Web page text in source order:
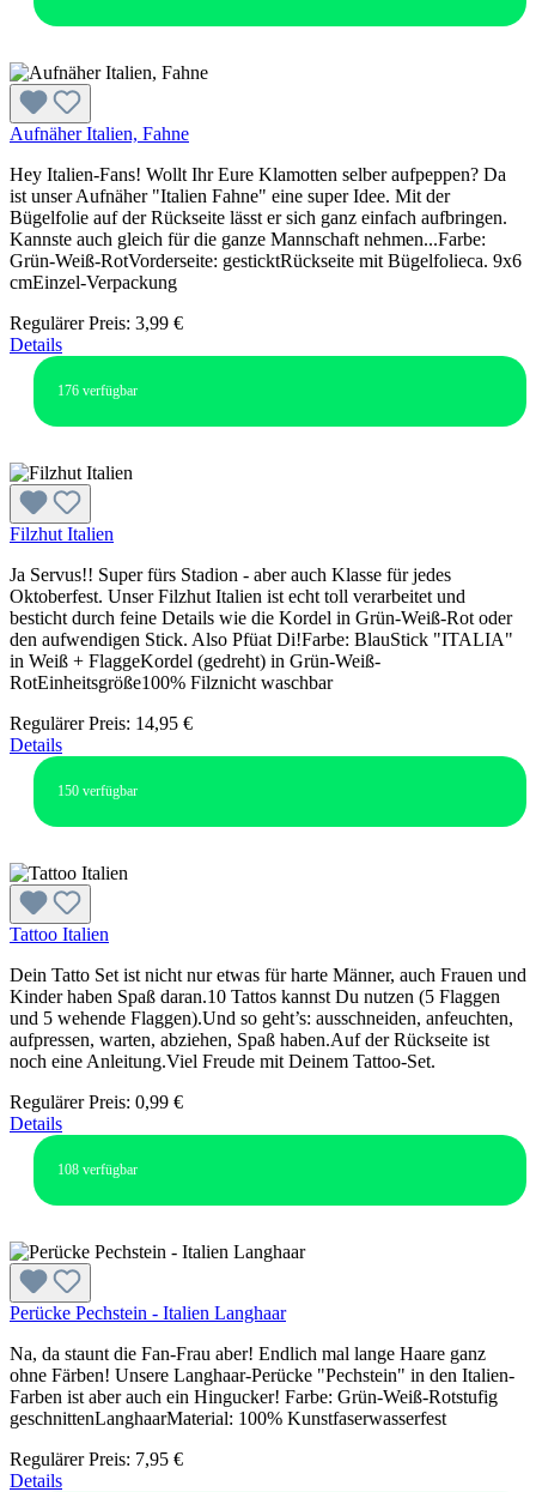
Aufnäher Italien, Fahne
Hey Italien-Fans! Wollt Ihr Eure Klamotten selber aufpeppen? Da
ist unser Aufnäher "Italien Fahne" eine super Idee. Mit der
Bügelfolie auf der Rückseite lässt er sich ganz einfach aufbringen.
Kannste auch gleich für die ganze Mannschaft nehmen...Farbe:
Grün-Weiß-RotVorderseite: gesticktRückseite mit Bügelfolieca. 9x6
cmEinzel-Verpackung
Regulärer Preis: 3,99 €
Details
176 verfügbar
Filzhut Italien
Ja Servus!! Super fürs Stadion - aber auch Klasse für jedes
Oktoberfest. Unser Filzhut Italien ist echt toll verarbeitet und
besticht durch feine Details wie die Kordel in Grün-Weiß-Rot oder
den aufwendigen Stick. Also Pfüat Di!Farbe: BlauStick "ITALIA"
in Weiß + FlaggeKordel (gedreht) in Grün-Weiß-
RotEinheitsgröße100% Filznicht waschbar
Regulärer Preis: 14,95 €
Details
150 verfügbar
Tattoo Italien
Dein Tatto Set ist nicht nur etwas für harte Männer, auch Frauen und
Kinder haben Spaß daran.10 Tattos kannst Du nutzen (5 Flaggen
und 5 wehende Flaggen).Und so geht’s: ausschneiden, anfeuchten,
aufpressen, warten, abziehen, Spaß haben.Auf der Rückseite ist
noch eine Anleitung.Viel Freude mit Deinem Tattoo-Set.
Regulärer Preis: 0,99 €
Details
108 verfügbar
Perücke Pechstein - Italien Langhaar
Na, da staunt die Fan-Frau aber! Endlich mal lange Haare ganz
ohne Färben! Unsere Langhaar-Perücke "Pechstein" in den Italien-
Farben ist aber auch ein Hingucker! Farbe: Grün-Weiß-Rotstufig
geschnittenLanghaarMaterial: 100% Kunstfaserwasserfest
Regulärer Preis: 7,95 €
Details